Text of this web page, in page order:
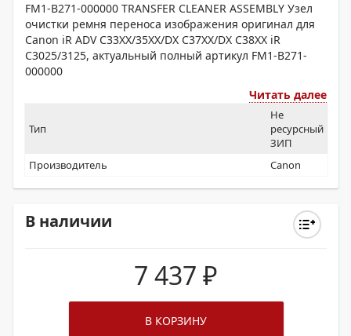
FM1-B271-000000 TRANSFER CLEANER ASSEMBLY Узел
очистки ремня переноса изображения оригинал для
Canon iR ADV C33XX/35XX/DX C37XX/DX C38XX iR
C3025/3125, актуальный полный артикул FM1-B271-
000000
Читать далее
Тип
Не
ресурсный
ЗИП
Производитель
Canon
В наличии
7 437 ₽
В КОРЗИНУ